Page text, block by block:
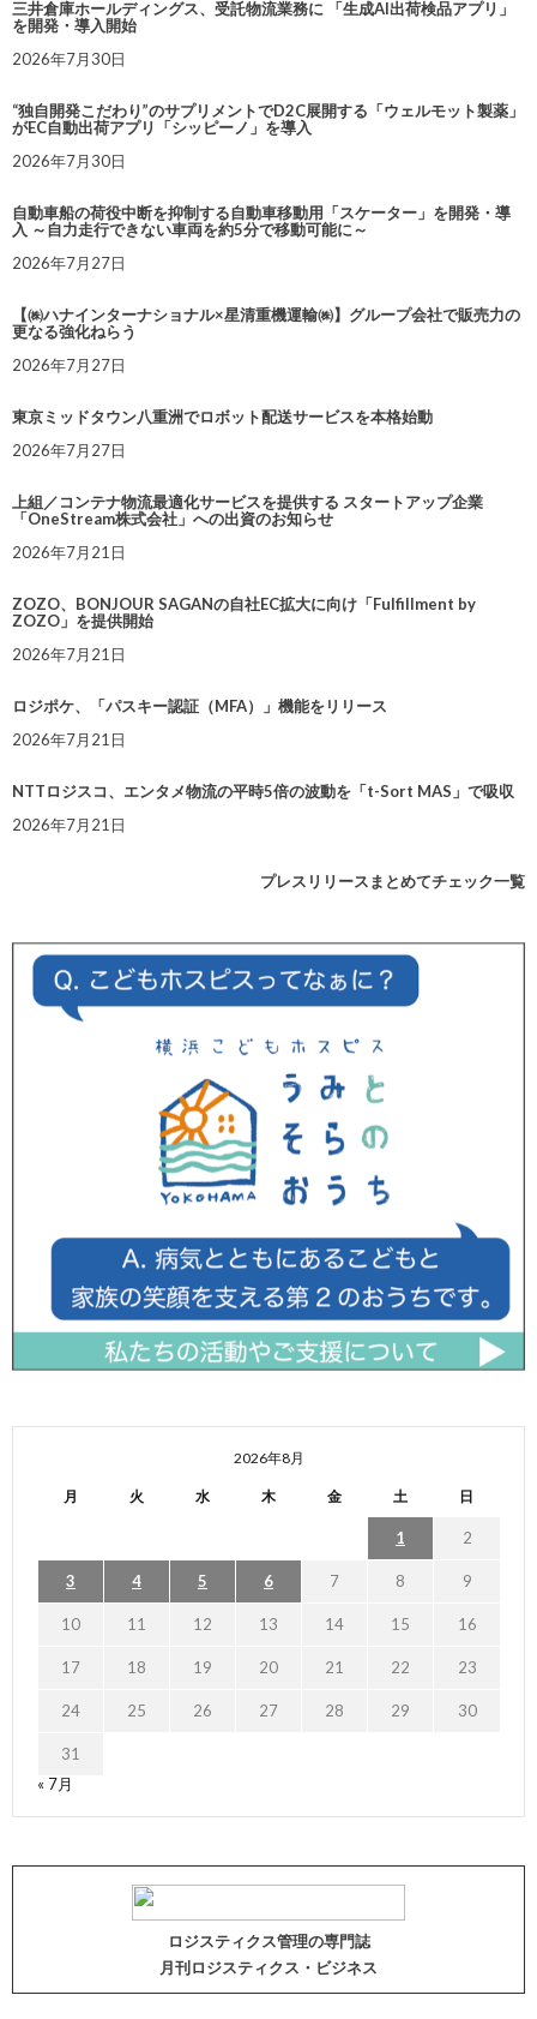
三井倉庫ホールディングス、受託物流業務に 「生成AI出荷検品アプリ」
を開発・導入開始
2026年7月30日
“独自開発こだわり”のサプリメントでD2C展開する「ウェルモット製薬」
がEC自動出荷アプリ「シッピーノ」を導入
2026年7月30日
自動車船の荷役中断を抑制する自動車移動用「スケーター」を開発・導
入 ～自力走行できない車両を約5分で移動可能に～
2026年7月27日
【㈱ハナインターナショナル×星清重機運輸㈱】グループ会社で販売力の
更なる強化ねらう
2026年7月27日
東京ミッドタウン八重洲でロボット配送サービスを本格始動
2026年7月27日
上組／コンテナ物流最適化サービスを提供する スタートアップ企業
「OneStream株式会社」への出資のお知らせ
2026年7月21日
ZOZO、BONJOUR SAGANの自社EC拡大に向け「Fulfillment by
ZOZO」を提供開始
2026年7月21日
ロジポケ、「パスキー認証（MFA）」機能をリリース
2026年7月21日
NTTロジスコ、エンタメ物流の平時5倍の波動を「t-Sort MAS」で吸収
2026年7月21日
プレスリリースまとめてチェック一覧
2026年8月
月 火 水 木 金 土 日
1 2
3 4 5 6 7 8 9
10 11 12 13 14 15 16
17 18 19 20 21 22 23
24 25 26 27 28 29 30
31
« 7月
ロジスティクス管理の専門誌
月刊ロジスティクス・ビジネス